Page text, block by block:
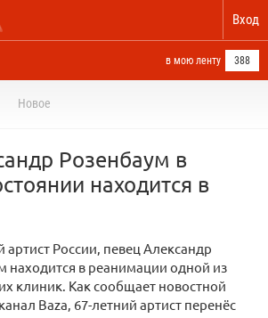
Вход
в мою ленту 388
Новое
Розенбаум в
находится в
России, певец Александр
находится в реанимации одной из
клиник. Как сообщает новостной
Baza, 67-летний артист перенёс